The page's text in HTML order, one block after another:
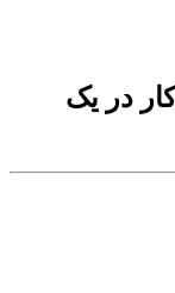
در یک